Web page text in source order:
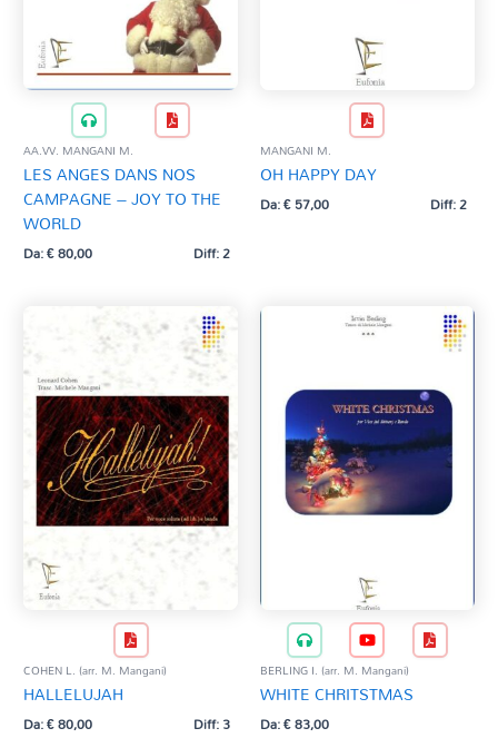
AA.VV. MANGANI M.
LES ANGES DANS NOS
CAMPAGNE – JOY TO THE
WORLD
Da:€80,00 Diff: 2
MANGANI M.
OH HAPPY DAY
Da:€57,00 Diff: 2
COHEN L. (arr. M. Mangani)
HALLELUJAH
Da:€80,00 Diff: 3
BERLING I. (arr. M. Mangani)
WHITE CHRITSTMAS
Da:€83,00